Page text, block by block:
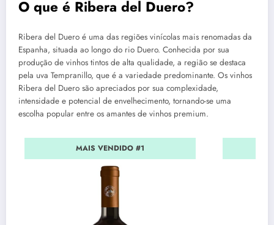
O que é Ribera del Duero?
Ribera del Duero é uma das regiões vinícolas mais renomadas da
Espanha, situada ao longo do rio Duero. Conhecida por sua
produção de vinhos tintos de alta qualidade, a região se destaca
pela uva Tempranillo, que é a variedade predominante. Os vinhos
Ribera del Duero são apreciados por sua complexidade,
intensidade e potencial de envelhecimento, tornando-se uma
escolha popular entre os amantes de vinhos premium.
MAIS VENDIDO #1